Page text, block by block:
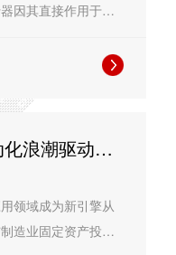
因其直接作用于物
浪潮驱动技
领域成为新引擎从
造业固定资产投